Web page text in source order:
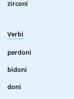
zirconi
Verbi
perdoni
bidoni
doni